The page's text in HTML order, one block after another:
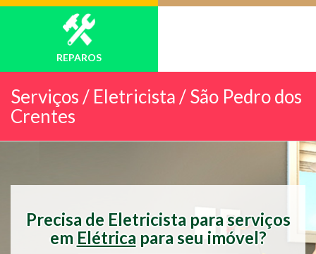
REPAROS
Serviços / Eletricista / São Pedro dos
Crentes
Precisa de Eletricista para serviços
em Elétrica para seu imóvel?